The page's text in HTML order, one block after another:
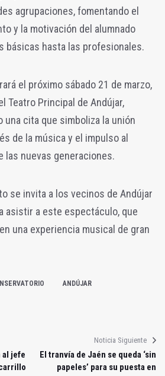
agrupaciones, fomentando el
y la motivación del alumnado
básicas hasta las profesionales.
el próximo sábado 21 de marzo,
Teatro Principal de Andújar,
una cita que simboliza la unión
de la música y el impulso al
las nuevas generaciones.
se invita a los vecinos de Andújar
asistir a este espectáculo, que
una experiencia musical de gran
ANDÚJAR
al jefe
Noticia Siguiente
El tranvía de Jaén se queda ‘sin
papeles’ para su puesta en